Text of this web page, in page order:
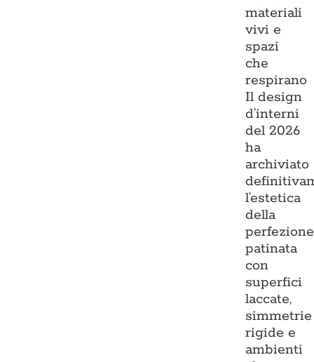
materiali
vivi e
spazi
che
respirano
Il design
d’interni
del 2026
ha
archiviato
l’estetica
della
perfezione
patinata
con
superfici
laccate,
simmetrie
rigide e
ambienti